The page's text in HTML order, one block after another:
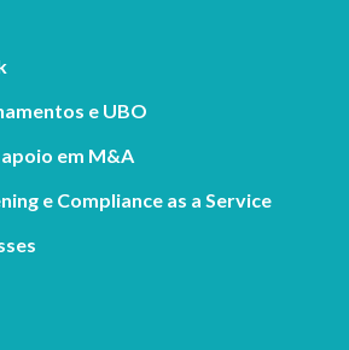
e UBO
em M&A
e Compliance as a Service